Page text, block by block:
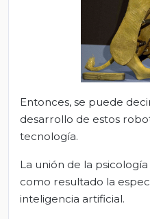
Entonces, se puede
desarrollo de estos
tecnología.
La unión de la
como resultado la
inteligencia artificial.